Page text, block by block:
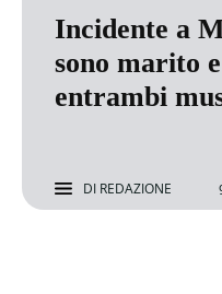
Incidente a
sono marito
entrambi
DI REDAZIONE